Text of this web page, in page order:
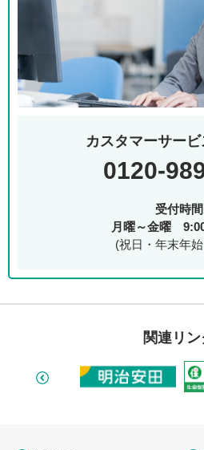
カスタマーサー
0120-
受付時間
月曜～金曜
(祝日・年末年
関連リン